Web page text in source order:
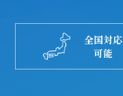
全国対応
可能